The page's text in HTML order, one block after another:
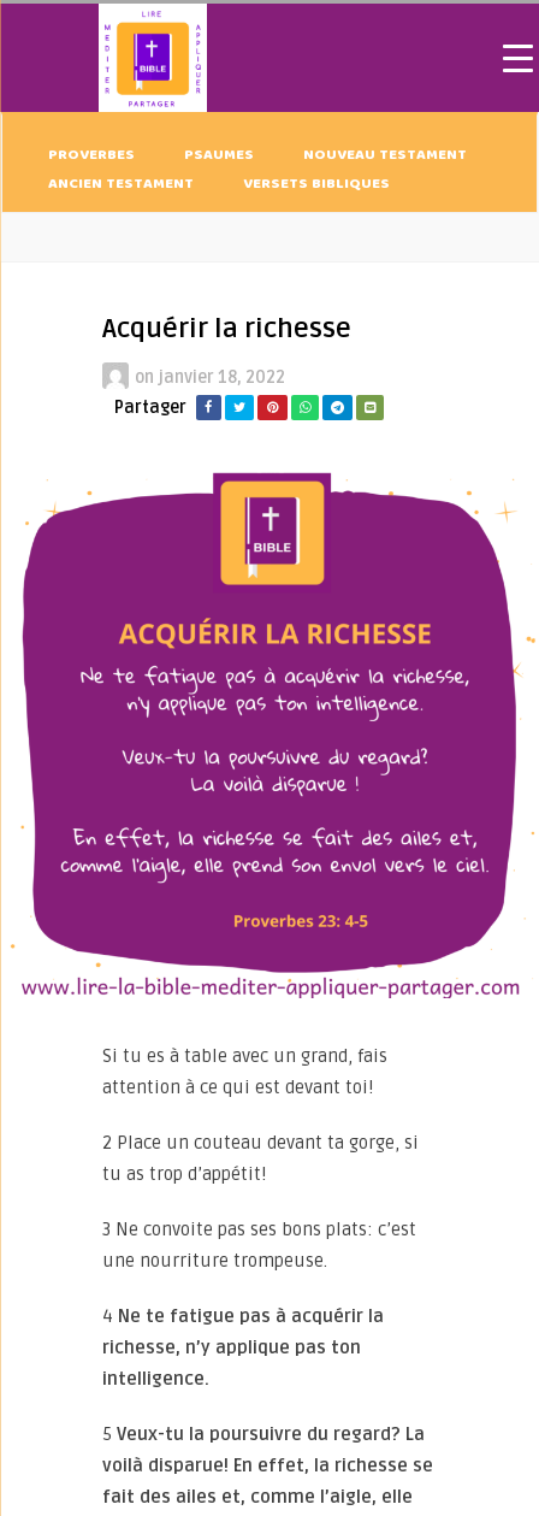
PROVERBES PSAUMES
NOUVEAU TESTAMENT
ANCIEN TESTAMENT
VERSETS BIBLIQUES
Acquérir la richesse
on janvier 18, 2022
Partager
Si tu es à table avec un grand, fais
attention à ce qui est devant toi!
2 Place un couteau devant ta gorge, si
tu as trop d’appétit!
3 Ne convoite pas ses bons plats: c’est
une nourriture trompeuse.
4 Ne te fatigue pas à acquérir la
richesse, n’y applique pas ton
intelligence.
5 Veux-tu la poursuivre du regard? La
voilà disparue! En effet, la richesse se
fait des ailes et, comme l’aigle, elle